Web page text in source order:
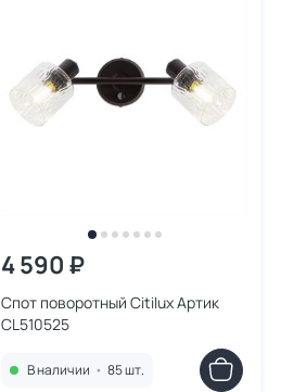
4 590 ₽
Спот поворотный Citilux Артик
CL510525
В наличии • 85 шт.